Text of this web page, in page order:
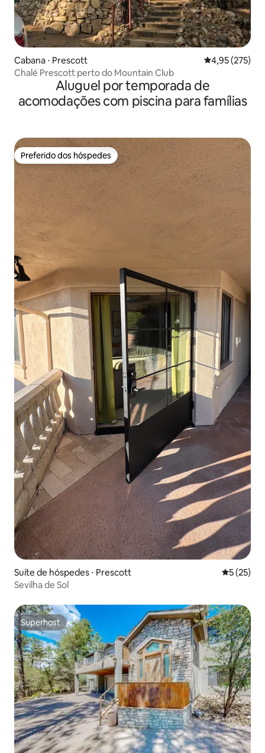
Cabana ⋅ Prescott 4,95 de uma
4,95 (275)
Chalé Prescott perto do Mountain Club
Aluguel por temporada de
acomodações com piscina para famílias
Preferido dos hóspedes
Preferido dos hóspedes
Suíte de hóspedes ⋅ Prescott 5 de uma
5 (25)
Sevilha de Sol
Superhost
Superhost